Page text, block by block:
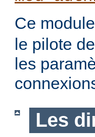
Ce
le pilote
les
Les